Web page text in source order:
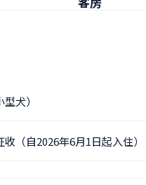
犬）
（自2026年6月1日起入住）